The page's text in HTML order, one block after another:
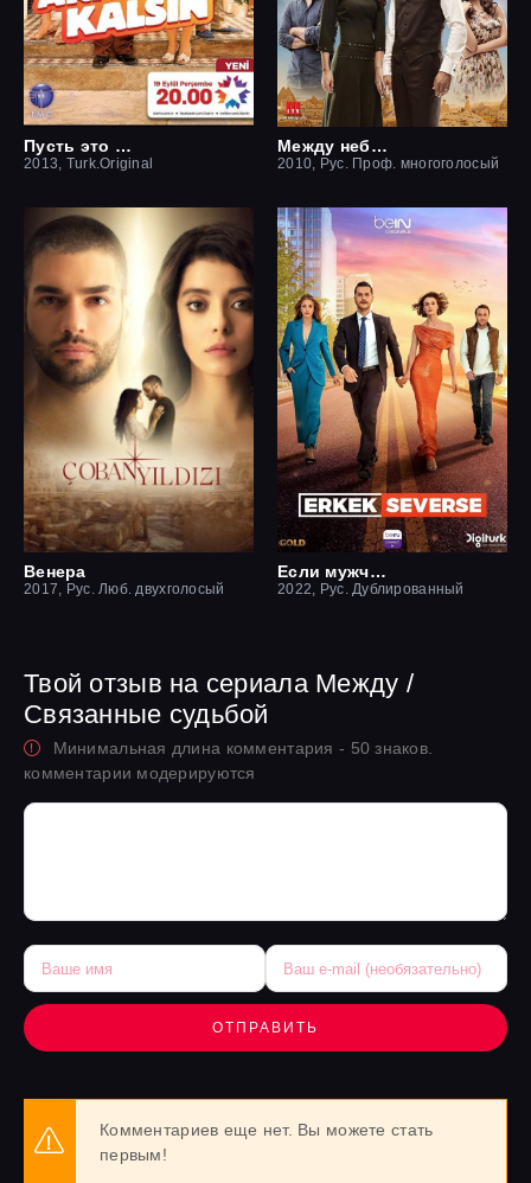
Пусть это останется между нами
2013, Turk.Original
Между небом и землей / Небесная любовь
2010, Рус. Проф. многоголосый
Венера
2017, Рус. Люб. двухголосый
Если мужчина влюблен
2022, Рус. Дублированный
Твой отзыв на сериала Между /
Связанные судьбой
Минимальная длина комментария - 50 знаков.
комментарии модерируются
ОТПРАВИТЬ
Комментариев еще нет. Вы можете стать
первым!